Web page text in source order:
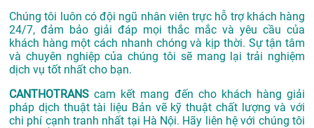
Chúng tôi luôn có đội ngũ nhân viên trực hỗ trợ khách hàng
24/7, đảm bảo giải đáp mọi thắc mắc và yêu cầu của
khách hàng một cách nhanh chóng và kịp thời. Sự tận tâm
và chuyên nghiệp của chúng tôi sẽ mang lại trải nghiệm
dịch vụ tốt nhất cho bạn.
CANTHOTRANS cam kết mang đến cho khách hàng giải
pháp dịch thuật tài liệu Bản vẽ kỹ thuật chất lượng và với
chi phí cạnh tranh nhất tại Hà Nội. Hãy liên hệ với chúng tôi